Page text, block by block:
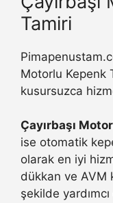
Tamiri
Motorlu Kepenk
kusursuzca
Çayırbaşı
ise otomatik
olarak en iyi
dükkan ve AVM
şekilde